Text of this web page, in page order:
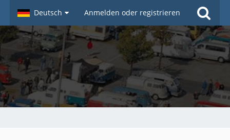
Deutsch Anmelden oder registrieren